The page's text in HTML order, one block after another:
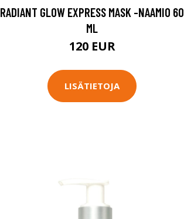
RADIANT GLOW EXPRESS MASK -NAAMIO 60
ML
120 EUR
LISÄTIETOJA